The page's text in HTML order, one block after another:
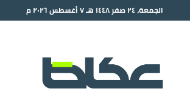
الجمعة، ٢٤ صفر ١٤٤٨ هـ ٧ أغسطس ٢٠٢٦ م